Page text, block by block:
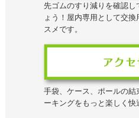
先ゴムのすり減りを確認し
ょう！屋内専用として交
スメです。
手袋、ケース、ポールの結
ーキングをもっと楽しく快